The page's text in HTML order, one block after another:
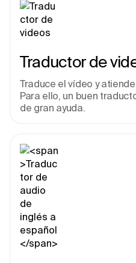
Traductor de
Traduce el vídeo y
Para ello, un buen
de gran ayuda.